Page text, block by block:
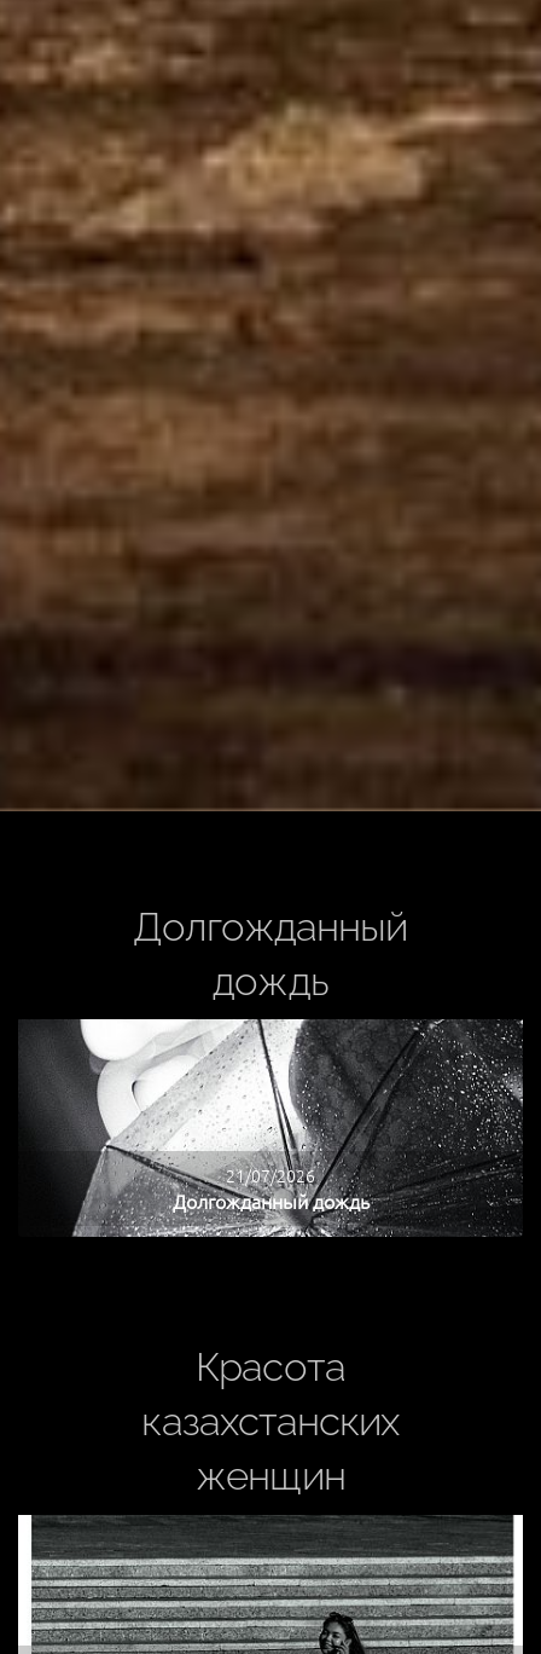
Долгожданный
дождь
21/07/2026
Долгожданный дождь
Красота
казахстанских
женщин